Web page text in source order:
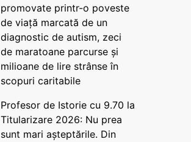
promovate printr-o poveste
de viață marcată de un
diagnostic de autism, zeci
de maratoane parcurse și
milioane de lire strânse în
scopuri caritabile
Profesor de Istorie cu 9.70 la
Titularizare 2026: Nu prea
sunt mari așteptările. Din